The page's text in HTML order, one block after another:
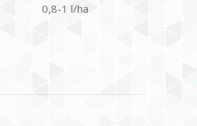
0,8-1 l/ha